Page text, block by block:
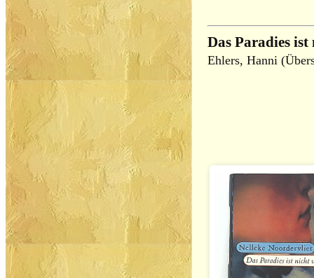
Das Paradies
Ehlers, Hanni